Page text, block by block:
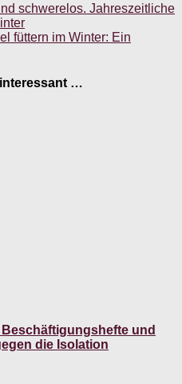
schwerelos. Jahreszeitliche
füttern im Winter: Ein
…
und
die Isolation